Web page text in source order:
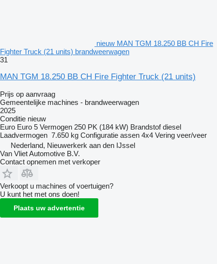
nieuw MAN TGM 18.250 BB CH Fire
Fighter Truck (21 units) brandweerwagen
31
MAN TGM 18.250 BB CH Fire Fighter Truck (21 units)
Prijs op aanvraag
Gemeentelijke machines - brandweerwagen
2025
Conditie nieuw
Euro Euro 5 Vermogen 250 PK (184 kW) Brandstof diesel
Laadvermogen 7.650 kg Configuratie assen 4x4 Vering veer/veer
Nederland, Nieuwerkerk aan den IJssel
Van Vliet Automotive B.V.
Contact opnemen met verkoper
Verkoopt u machines of voertuigen?
U kunt het met ons doen!
Plaats uw advertentie